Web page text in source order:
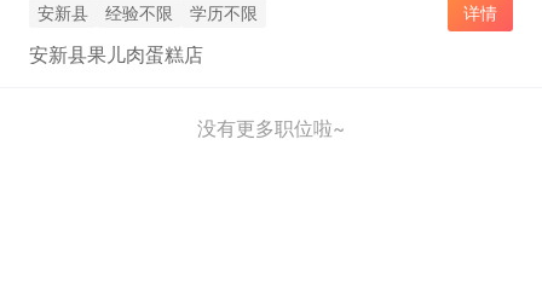
安新县 经验不限 学历不限 详情
安新县果儿肉蛋糕店
没有更多职位啦~